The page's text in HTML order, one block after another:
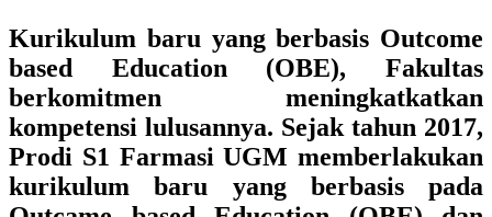
Kurikulum baru yang berbasis Outcome
based Education (OBE), Fakultas
berkomitmen meningkatkatkan
kompetensi lulusannya. Sejak tahun 2017,
Prodi S1 Farmasi UGM memberlakukan
kurikulum baru yang berbasis pada